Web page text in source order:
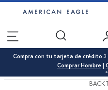
Compra con tu tarjeta de crédito
Comprar Hombre |
BACK